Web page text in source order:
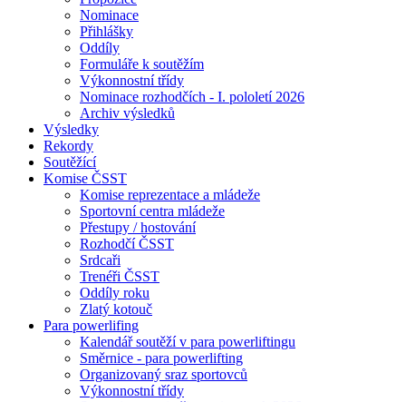
Nominace
Přihlášky
Oddíly
Formuláře k soutěžím
Výkonnostní třídy
Nominace rozhodčích - I. pololetí 2026
Archiv výsledků
Výsledky
Rekordy
Soutěžící
Komise ČSST
Komise reprezentace a mládeže
Sportovní centra mládeže
Přestupy / hostování
Rozhodčí ČSST
Srdcaři
Trenéři ČSST
Oddíly roku
Zlatý kotouč
Para powerlifing
Kalendář soutěží v para powerliftingu
Směrnice - para powerlifting
Organizovaný sraz sportovců
Výkonnostní třídy